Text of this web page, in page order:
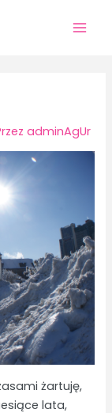
adminAgUr
żartuję,
lata,